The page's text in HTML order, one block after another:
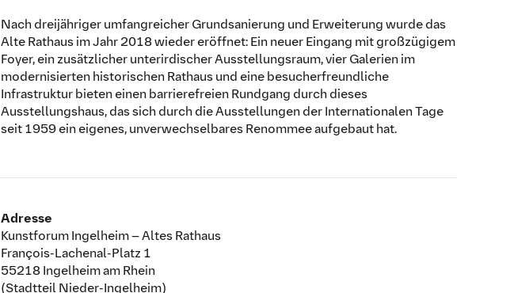
Nach dreijähriger umfangreicher Grundsanierung und Erweiterung wurde das
Alte Rathaus im Jahr 2018 wieder eröffnet: Ein neuer Eingang mit großzügigem
Foyer, ein zusätzlicher unterirdischer Ausstellungsraum, vier Galerien im
modernisierten historischen Rathaus und eine besucherfreundliche
Infrastruktur bieten einen barrierefreien Rundgang durch dieses
Ausstellungshaus, das sich durch die Ausstellungen der Internationalen Tage
seit 1959 ein eigenes, unverwechselbares Renommee aufgebaut hat.
Adresse
Kunstforum Ingelheim – Altes Rathaus
François-Lachenal-Platz 1
55218 Ingelheim am Rhein
(Stadtteil Nieder-Ingelheim)